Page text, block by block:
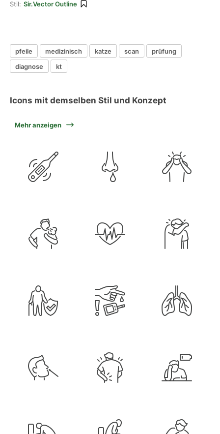
Stil: Sir.Vector Outline
pfeile medizinisch katze scan
prüfung
diagnose
kt
Icons mit demselben Stil und Konzept
Mehr anzeigen